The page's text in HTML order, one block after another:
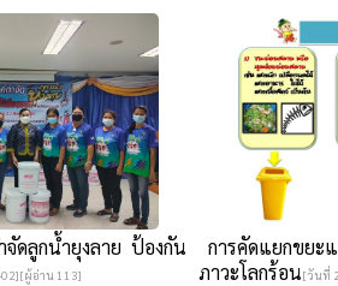
จัดลูกน้ำยุงลาย ป้องกัน
ผู้อ่าน 113]
การคัดแยกขยะ
ภาวะโลกร้อน[วันที่